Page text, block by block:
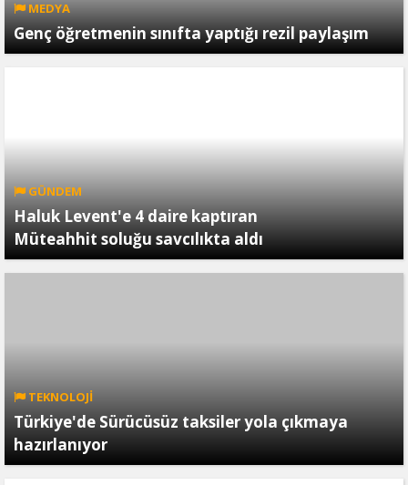
MEDYA
Genç öğretmenin sınıfta yaptığı rezil paylaşım
GÜNDEM
Haluk Levent'e 4 daire kaptıran
Müteahhit soluğu savcılıkta aldı
TEKNOLOJİ
Türkiye'de Sürücüsüz taksiler yola çıkmaya
hazırlanıyor